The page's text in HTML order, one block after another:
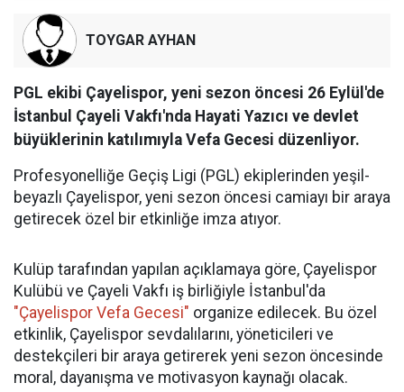
TOYGAR AYHAN
PGL ekibi Çayelispor, yeni sezon öncesi 26 Eylül'de
İstanbul Çayeli Vakfı'nda Hayati Yazıcı ve devlet
büyüklerinin katılımıyla Vefa Gecesi düzenliyor.
Profesyonelliğe Geçiş Ligi (PGL) ekiplerinden yeşil-
beyazlı Çayelispor, yeni sezon öncesi camiayı bir araya
getirecek özel bir etkinliğe imza atıyor.
Kulüp tarafından yapılan açıklamaya göre, Çayelispor
Kulübü ve Çayeli Vakfı iş birliğiyle İstanbul'da
"Çayelispor Vefa Gecesi" organize edilecek. Bu özel
etkinlik, Çayelispor sevdalılarını, yöneticileri ve
destekçileri bir araya getirerek yeni sezon öncesinde
moral, dayanışma ve motivasyon kaynağı olacak.